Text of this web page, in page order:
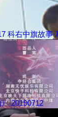
科右中旗故事
20190712